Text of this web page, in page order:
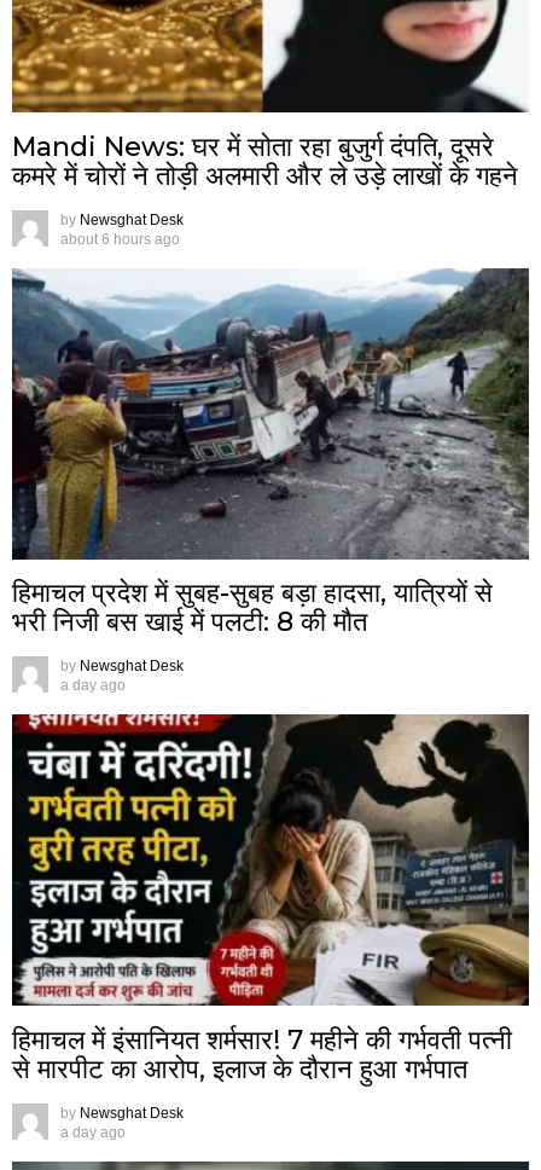
Mandi News: घर में सोता रहा बुजुर्ग दंपति, दूसरे
कमरे में चोरों ने तोड़ी अलमारी और ले उड़े लाखों के गहने
by Newsghat Desk
about 6 hours ago
हिमाचल प्रदेश में सुबह-सुबह बड़ा हादसा, यात्रियों से
भरी निजी बस खाई में पलटी: 8 की मौत
by Newsghat Desk
a day ago
हिमाचल में इंसानियत शर्मसार! 7 महीने की गर्भवती पत्नी
से मारपीट का आरोप, इलाज के दौरान हुआ गर्भपात
by Newsghat Desk
a day ago